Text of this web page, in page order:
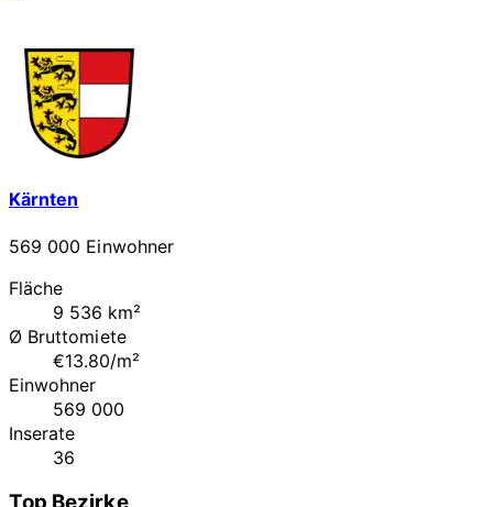
Kärnten
569 000 Einwohner
Fläche
9 536 km²
Ø Bruttomiete
€13.80/m²
Einwohner
569 000
Inserate
36
Top Bezirke